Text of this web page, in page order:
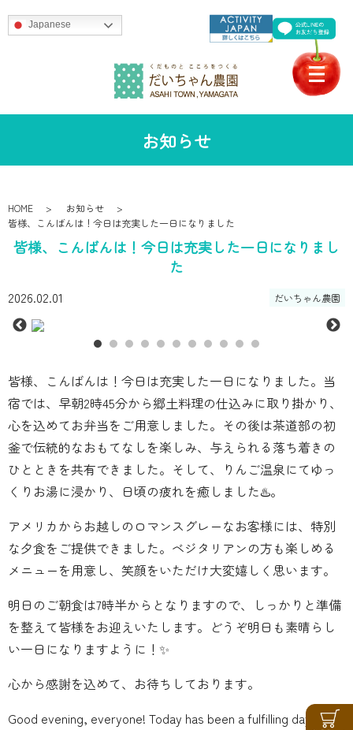
Japanese
お知らせ
HOME
お知らせ
皆様、こんばんは！今日は充実した一日になりました
皆様、こんばんは！今日は充実した一日になりまし
た
2026.02.01 だいちゃん農園
皆様、こんばんは！今日は充実した一日になりました。当
宿では、早朝2時45分から郷土料理の仕込みに取り掛かり、
心を込めてお弁当をご用意しました。その後は茶道部の初
釜で伝統的なおもてなしを楽しみ、与えられる落ち着きの
ひとときを共有できました。そして、りんご温泉にてゆっ
くりお湯に浸かり、日頃の疲れを癒しました♨️。
アメリカからお越しのロマンスグレーなお客様には、特別
な夕食をご提供できました。ベジタリアンの方も楽しめる
メニューを用意し、笑顔をいただけ大変嬉しく思います。
明日のご朝食は7時半からとなりますので、しっかりと準備
を整えて皆様をお迎えいたします。どうぞ明日も素晴らし
い一日になりますように！✨
心から感謝を込めて、お待ちしております。
Good evening, everyone! Today has been a fulfilling day. At